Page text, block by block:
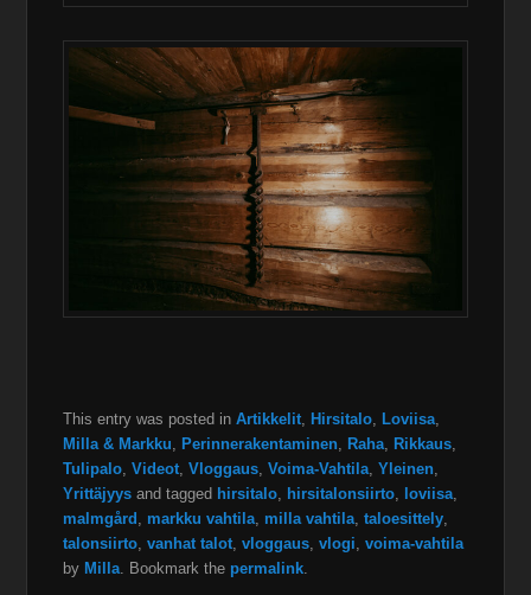
This entry was posted inArtikkelit Hirsitalo Loviisa
Milla & Markku
Perinnerakentaminen Raha Rikkaus
Tulipalo ,Videot ,Vloggaus ,Voima-Vahtila ,Yleinen
Yrittäjyys and tagged hirsitalo hirsitalonsiirto loviisa
malmgård
markku vahtila milla vahtila ,taloesittely
talonsiirto ,vanhat talot ,vloggaus ,vlogi ,voima-vahtila
by Milla . Bookmark the permalink